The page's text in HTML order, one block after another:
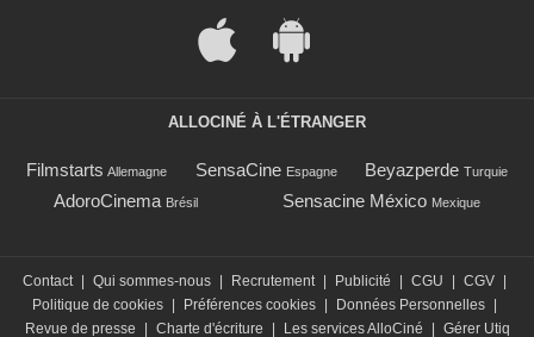
ALLOCINÉ À L'ÉTRANGER
Filmstarts Allemagne SensaCine Espagne Beyazperde Turquie
AdoroCinema Brésil Sensacine México Mexique
Contact Qui sommes-nous Recrutement Publicité CGU CGV
Politique de cookies
Préférences cookies Données Personnelles
Revue de presse
Charte d'écriture Les services AlloCiné Gérer Utiq